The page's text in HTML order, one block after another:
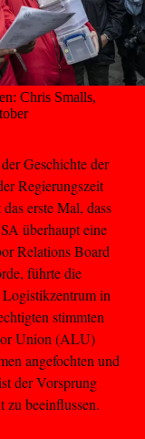
Chris Smalls,
Geschichte der
Regierungszeit
erste Mal, dass
überhaupt eine
Relations Board
führte die
in
stimmten
Union (ALU)
angefochten und
der Vorsprung
zu beeinflussen.